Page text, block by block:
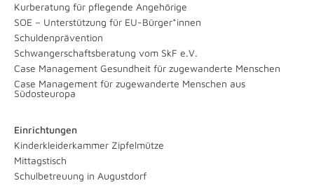
Kurberatung für pflegende Angehörige
SOE – Unterstützung für EU-Bürger*innen
Schuldenprävention
Schwangerschaftsberatung vom SkF e.V.
Case Management Gesundheit für zugewanderte Menschen
Case Management für zugewanderte Menschen aus
Südosteuropa
Einrichtungen
Kinderkleiderkammer Zipfelmütze
Mittagstisch
Schulbetreuung in Augustdorf